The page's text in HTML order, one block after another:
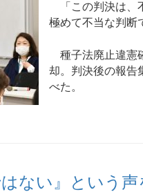
「この判決は、
極めて不当な判断
種子法廃止違憲
却。判決後の報告
べた。
はない』という